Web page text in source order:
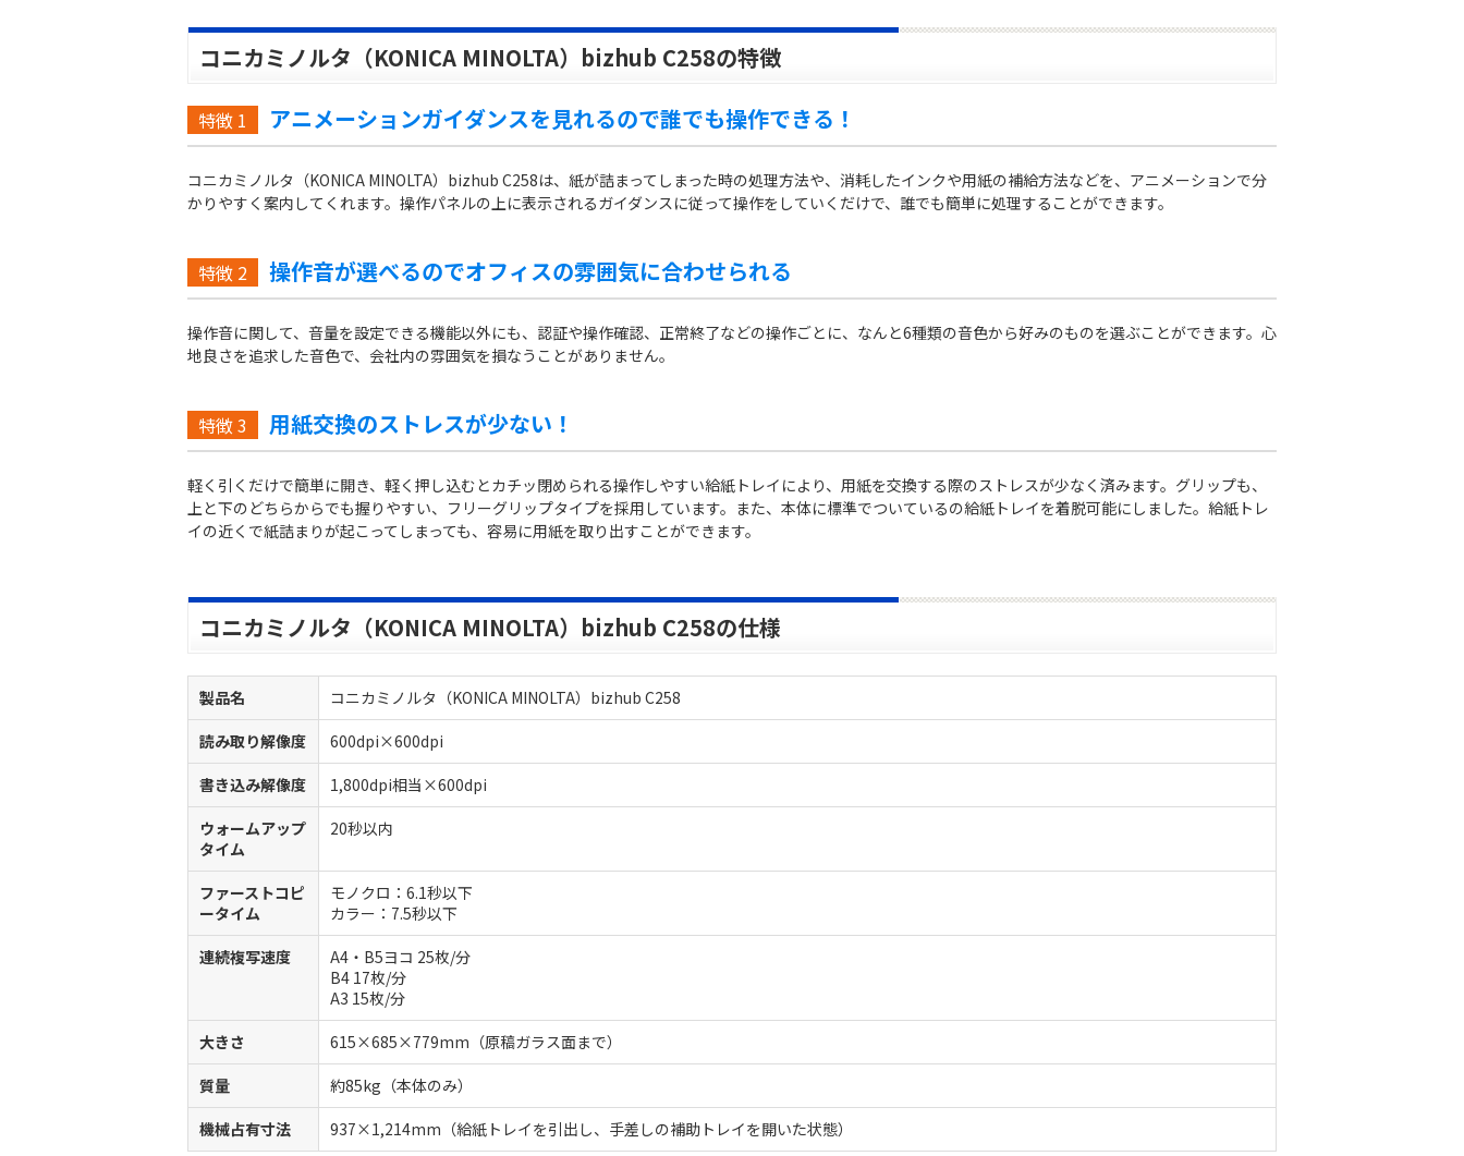
コニカミノルタ（KONICA MINOLTA）bizhub C258の特徴
特徴 1 アニメーションガイダンスを見れるので誰でも操作できる！
コニカミノルタ（KONICA MINOLTA）bizhub C258は、紙が詰まってしまった時の処理方法や、消耗したインクや用紙の補給方法などを、アニメーションで分
かりやすく案内してくれます。操作パネルの上に表示されるガイダンスに従って操作をしていくだけで、誰でも簡単に処理することができます。
特徴 2 操作音が選べるのでオフィスの雰囲気に合わせられる
操作音に関して、音量を設定できる機能以外にも、認証や操作確認、正常終了などの操作ごとに、なんと6種類の音色から好みのものを選ぶことができます。心
地良さを追求した音色で、会社内の雰囲気を損なうことがありません。
特徴3 用紙交換のストレスが少ない！
軽く引くだけで簡単に開き、軽く押し込むとカチッ閉められる操作しやすい給紙トレイにより、用紙を交換する際のストレスが少なく済みます。グリップも、
上と下のどちらからでも握りやすい、フリーグリップタイプを採用しています。また、本体に標準でついているの給紙トレイを着脱可能にしました。給紙トレ
イの近くで紙詰まりが起こってしまっても、容易に用紙を取り出すことができます。
コニカミノルタ（KONICA MINOLTA）bizhub C258の仕様
製品名
コニカミノルタ（KONICA MINOLTA）bizhub C258
読み取り解像度
600dpi×600dpi
書き込み解像度
1,800dpi相当×600dpi
ウォームアップ
タイム
20秒以内
ファーストコピ
ータイム
モノクロ：6.1秒以下
カラー：7.5秒以下
連続複写速度
A4・B5ヨコ 25枚/分
B4 17枚/分
A3 15枚/分
大きさ
615×685×779mm（原稿ガラス面まで）
質量
約85kg（本体のみ）
機械占有寸法
937×1,214mm（給紙トレイを引出し、手差しの補助トレイを開いた状態）